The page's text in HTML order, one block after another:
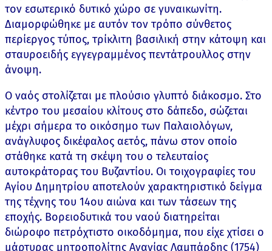
τον εσωτερικό δυτικό χώρο σε γυναικωνίτη.
Διαμορφώθηκε με αυτόν τον τρόπο σύνθετος
περίεργος τύπος, τρίκλιτη βασιλική στην κάτοψη και
σταυροειδής εγγεγραμμένος πεντάτρουλλος στην
άνοψη.
Ο ναός στολίζεται με πλούσιο γλυπτό διάκοσμο. Στο
κέντρο του μεσαίου κλίτους στο δάπεδο, σώζεται
μέχρι σήμερα το οικόσημο των Παλαιολόγων,
ανάγλυφος δικέφαλος αετός, πάνω στον οποίο
στάθηκε κατά τη σκέψη του ο τελευταίος
αυτοκράτορας του Βυζαντίου. Οι τοιχογραφίες του
Αγίου Δημητρίου αποτελούν χαρακτηριστικό δείγμα
της τέχνης του 14ου αιώνα και των τάσεων της
εποχής. Βορειοδυτικά του ναού διατηρείται
διώροφο πετρόχτιστο οικοδόμημα, που είχε χτίσει ο
μάρτυρας μητροπολίτης Ανανίας Λαμπάρδης (1754)